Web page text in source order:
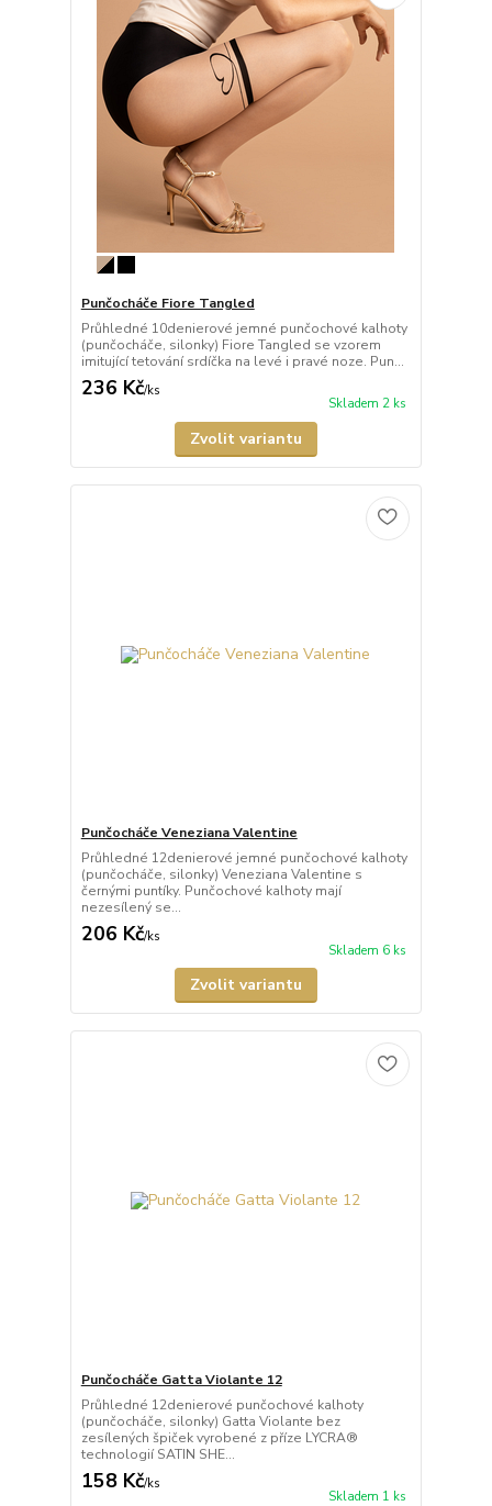
Punčocháče Fiore Tangled
Průhledné 10denierové jemné punčochové kalhoty
(punčocháče, silonky) Fiore Tangled se vzorem
imitující tetování srdíčka na levé i pravé noze. Pun...
236 Kč/ks
Skladem 2 ks
Zvolit variantu
Punčocháče Veneziana Valentine
Průhledné 12denierové jemné punčochové kalhoty
(punčocháče, silonky) Veneziana Valentine s
černými puntíky. Punčochové kalhoty mají
nezesílený se...
206 Kč/ks
Skladem 6 ks
Zvolit variantu
Punčocháče Gatta Violante 12
Průhledné 12denierové punčochové kalhoty
(punčocháče, silonky) Gatta Violante bez
zesílených špiček vyrobené z příze LYCRA®
technologií SATIN SHE...
158 Kč/ks
Skladem 1 ks